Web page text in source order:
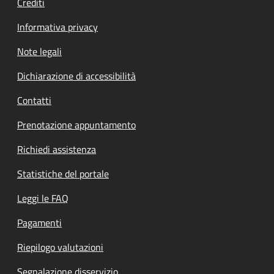
Informativa privacy
Note legali
Dichiarazione di accessibilità
Contatti
Prenotazione appuntamento
Richiedi assistenza
Statistiche del portale
Leggi le FAQ
Pagamenti
Riepilogo valutazioni